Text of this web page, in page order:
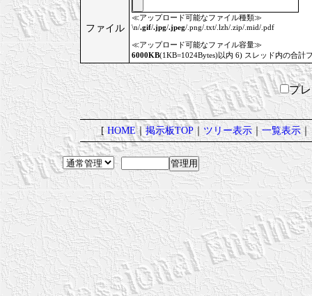
ファイル
≪アップロード可能なファイル種類≫
\n/.gif/.jpg/.jpeg/.png/.txt/.lzh/.zip/.mid/.pdf
≪アップロード可能なファイル容量≫
6000KB(1KB=1024Bytes)以内 6) スレッド内の合計
プ
[HOME｜掲示板TOP｜ツリー表示｜一覧表示｜